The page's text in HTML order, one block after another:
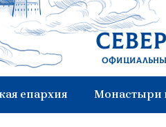
епархия Монастыри